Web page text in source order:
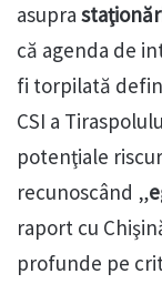
asupra
că agenda de
fi torpilată
CSI a
potenţiale
recunoscând „
raport cu
profunde pe